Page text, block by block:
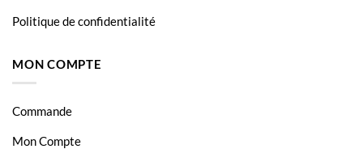
Politique de confidentialité
MON COMPTE
Commande
Mon Compte